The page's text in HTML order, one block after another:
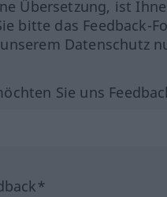
Übersetzung, ist
bitte das Feedback-
Datenschutz
Sie uns